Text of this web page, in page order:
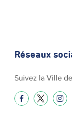
Réseaux
Suivez la Ville